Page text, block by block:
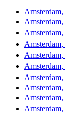
Amsterdam,